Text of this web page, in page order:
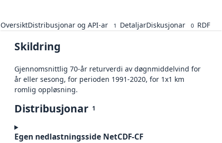
OversiktDistribusjonar og API-ar 1 DetaljarDiskusjonar 0 RDF
Skildring
Gjennomsnittlig 70-år returverdi av døgnmiddelvind for
år eller sesong, for perioden 1991-2020, for 1x1 km
romlig oppløsning.
Distribusjonar 1
Egen nedlastningsside NetCDF-CF